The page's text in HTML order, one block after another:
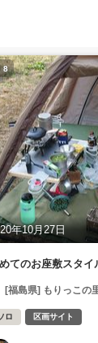
年10月27日
8
てのお座敷スタイ
[福島県] もりっこの
ロ 区画サイト